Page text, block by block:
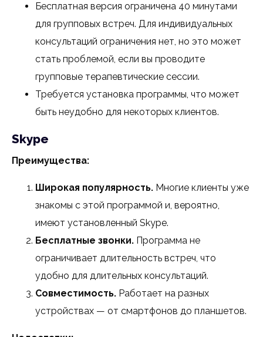
Бесплатная версия ограничена 40 минутами
для групповых встреч. Для индивидуальных
консультаций ограничения нет, но это может
стать проблемой, если вы проводите
групповые терапевтические сессии.
Требуется установка программы, что может
быть неудобно для некоторых клиентов.
Skype
Преимущества:
Широкая популярность. Многие клиенты уже
знакомы с этой программой и, вероятно,
имеют установленный Skype.
Бесплатные звонки. Программа не
ограничивает длительность встреч, что
удобно для длительных консультаций.
Совместимость. Работает на разных
устройствах — от смартфонов до планшетов.